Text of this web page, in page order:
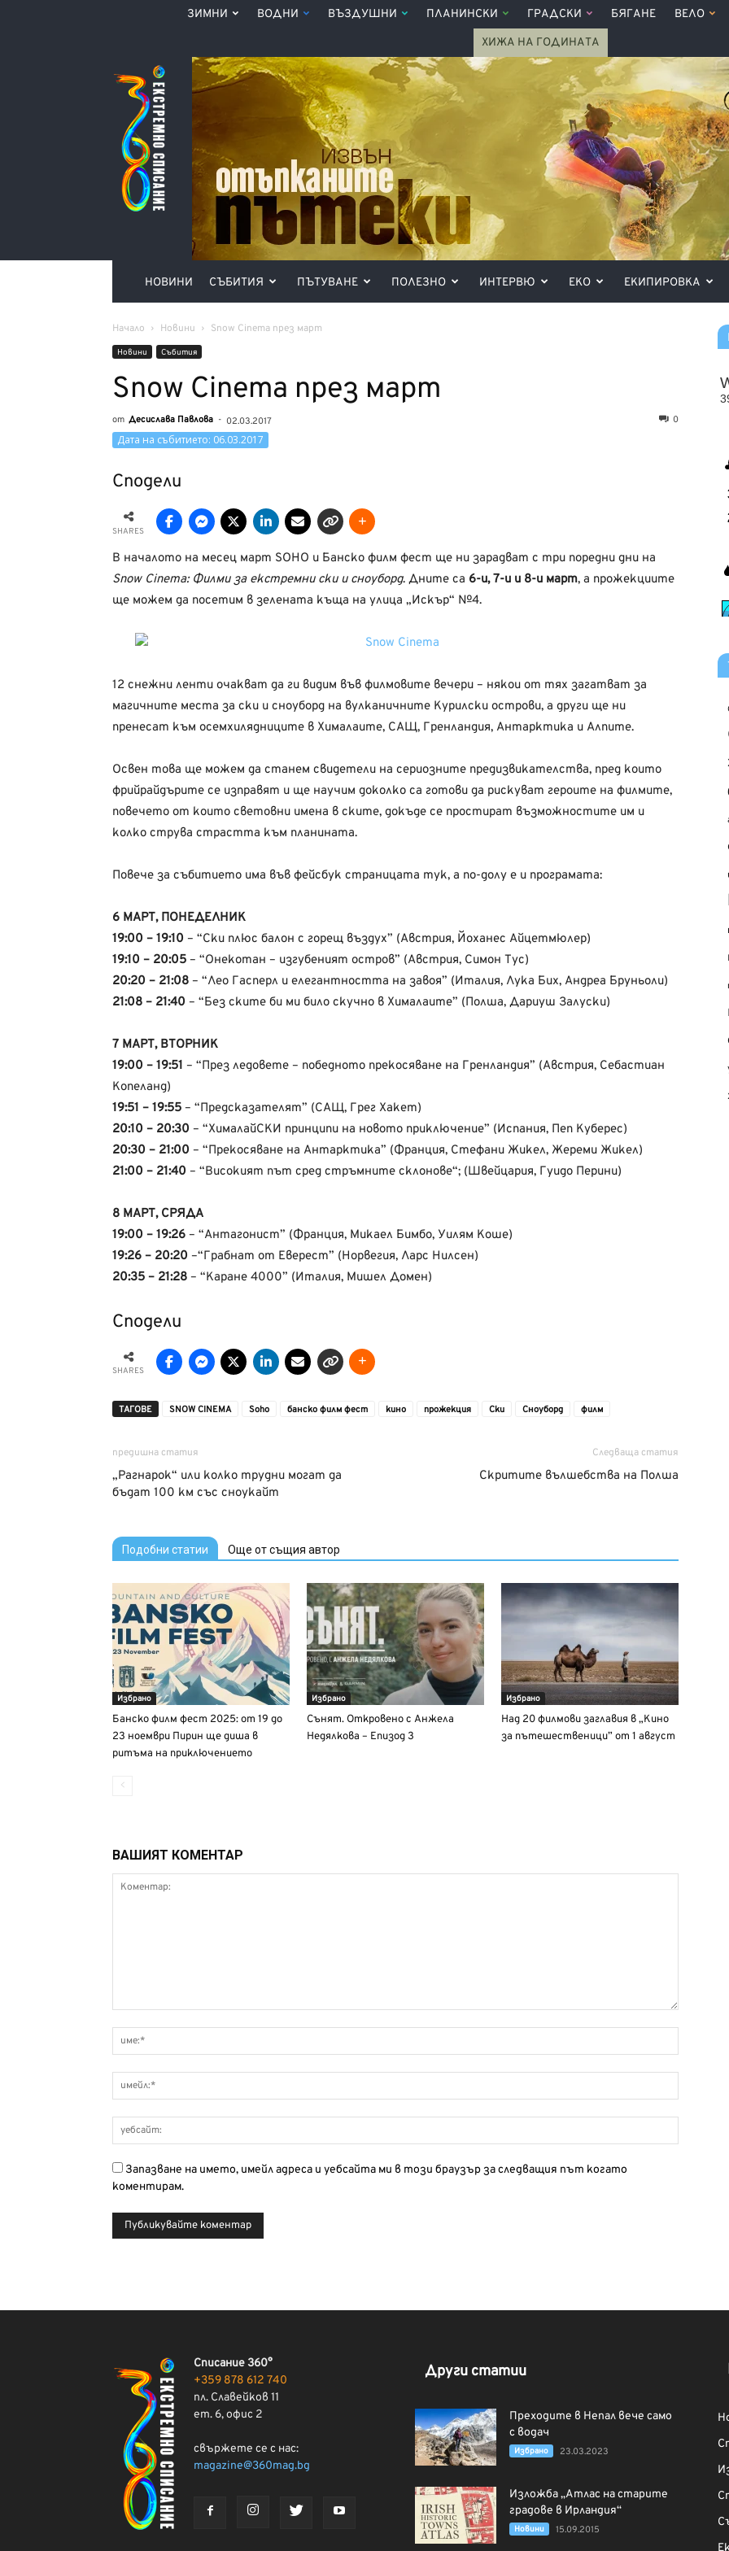
ЗИМНИ ВОДНИ ВЪЗДУШНИ ПЛАНИНСКИ ГРАДСКИ БЯГАНЕ ВЕЛО
ХИЖА НА ГОДИНАТА
Списание
360°
НОВИНИ СЪБИТИЯ ПЪТУВАНЕ ПОЛЕЗНО ИНТЕРВЮ ЕКО ЕКИПИРОВКА
Начало Новини Snow Cinema през март
Новини Събития
Snow Cinema през март
от Десислава Павлова - 02.03.2017 0
Дата на събитието: 06.03.2017
Сподели
SHARES
В началото на месец март SOHO и Банско филм фест ще ни зарадват с три поредни дни на
Snow Cinema: Филми за екстремни ски и сноуборд. Дните са 6-и, 7-и и 8-и март, а прожекциите
ще можем да посетим в зелената къща на улица „Искър“ №4.
12 снежни ленти очакват да ги видим във филмовите вечери – някои от тях загатват за
магичните места за ски и сноуборд на вулканичните Курилски острови, а други ще ни
пренесат към осемхилядниците в Хималаите, САЩ, Гренландия, Антарктика и Алпите.
Освен това ще можем да станем свидетели на сериозните предизвикателства, пред които
фрийрайдърите се изправят и ще научим доколко са готови да рискуват героите на филмите,
повечето от които световни имена в ските, докъде се простират възможностите им и
колко струва страстта към планината.
Повече за събитието има във фейсбук страницата тук, а по-долу е и програмата:
6 МАРТ, ПОНЕДЕЛНИК
19:00 – 19:10 – “Ски плюс балон с горещ въздух” (Австрия, Йоханес Айцетмюлер)
19:10 – 20:05 – “Онекотан – изгубеният остров” (Австрия, Симон Тус)
20:20 – 21:08 – “Лео Гасперл и елегантността на завоя” (Италия, Лука Бих, Андреа Бруньоли)
21:08 – 21:40 – “Без ските би ми било скучно в Хималаите” (Полша, Дариуш Залуски)
7 МАРТ, ВТОРНИК
19:00 – 19:51 – “През ледовете – победното прекосяване на Гренландия” (Австрия, Себастиан
Копеланд)
19:51 – 19:55 – “Предсказателят” (САЩ, Грег Хакет)
20:10 – 20:30 – “ХималайСКИ принципи на новото приключение” (Испания, Пеп Куберес)
20:30 – 21:00 – “Прекосяване на Антарктика” (Франция, Стефани Жикел, Жереми Жикел)
21:00 – 21:40 – “Високият път сред стръмните склонове“; (Швейцария, Гуидо Перини)
8 МАРТ, СРЯДА
19:00 – 19:26 – “Антагонист” (Франция, Микаел Бимбо, Уилям Коше)
19:26 – 20:20 –“Грабнат от Еверест” (Норвегия, Ларс Нилсен)
20:35 – 21:28 – “Каране 4000” (Италия, Мишел Домен)
Сподели
SHARES
ТАГОВЕ SNOW CINEMA Soho банско филм фест кино прожекция Ски Сноуборд филм
предишна статия
„Рагнарок“ или колко трудни могат да
бъдат 100 км със сноукайт
Следваща статия
Скритите вълшебства на Полша
Подобни статии Още от същия автор
Избрано
Банско филм фест 2025: от 19 до
23 ноември Пирин ще диша в
ритъма на приключението
Избрано
Сънят. Откровено с Анжела
Недялкова – Епизод 3
Избрано
Над 20 филмови заглавия в „Кино
за пътешественици” от 1 август
ВАШИЯТ КОМЕНТАР
Запазване на името, имейл адреса и уебсайта ми в този браузър за следващия път когато
коментирам.
Списание 360°
+359 878 612 740
пл. Славейков 11
ет. 6, офис 2
свържете се с нас:
magazine@360mag.bg
Други статии
Преходите в Непал вече само
с водач
Избрано 23.03.2023
Изложба „Атлас на старите
градове в Ирландия“
Новини 15.09.2015